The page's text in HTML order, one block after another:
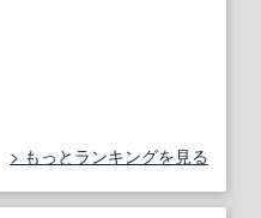
もっとランキングを見る